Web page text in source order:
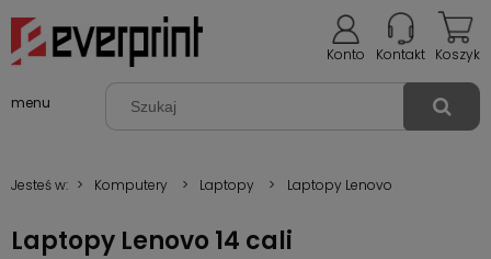
Koszyk
Kontakt
Konto
menu
Jesteś w: > Komputery > Laptopy > Laptopy Lenovo
Laptopy Lenovo 14 cali